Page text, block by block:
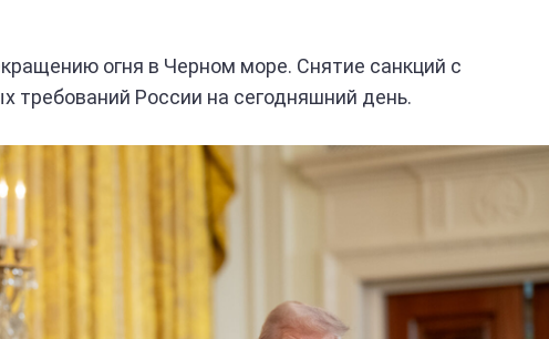
огня в Черном море. Снятие санкций с
требований России на сегодняшний день.